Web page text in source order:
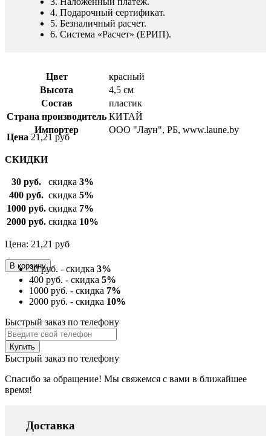
4. Подарочный сертификат.
5. Безналичный расчет.
6. Система «Расчет» (ЕРИП).
Цвет
красный
Высота
4,5 см
Состав
пластик
Страна производитель КИТАЙ
Импортер
ООО "Лаун", РБ, www.laune.by
Цена 21,21 руб
СКИДКИ
30 руб. скидка 3%
400 руб. скидка 5%
1000 руб. скидка 7%
2000 руб. скидка 10%
Цена: 21,21 руб
30 руб. - скидка 3%
400 руб. - скидка 5%
1000 руб. - скидка 7%
2000 руб. - скидка 10%
Быстрый заказ по телефону
Быстрый заказ по телефону
Спасибо за обращение! Мы свяжемся с вами в ближайшее
время!
Доставка